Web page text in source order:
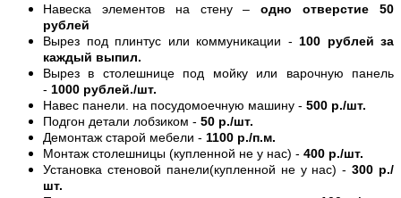
Навеска элементов на стену –одно отверстие 50
рублей
Вырез под плинтус или коммуникации - 100 рублей за
каждый выпил.
Вырез в столешнице под мойку или варочную панель
- 1000 рублей./шт.
Навес панели. на посудомоечную машину - 500 р./шт.
Подгон детали лобзиком - 50 р./шт.
Демонтаж старой мебели - 1100 р./п.м.
Монтаж столешницы (купленной не у нас) - 400 р./шт.
Установка стеновой панели(купленной не у нас) -300 р./
шт.